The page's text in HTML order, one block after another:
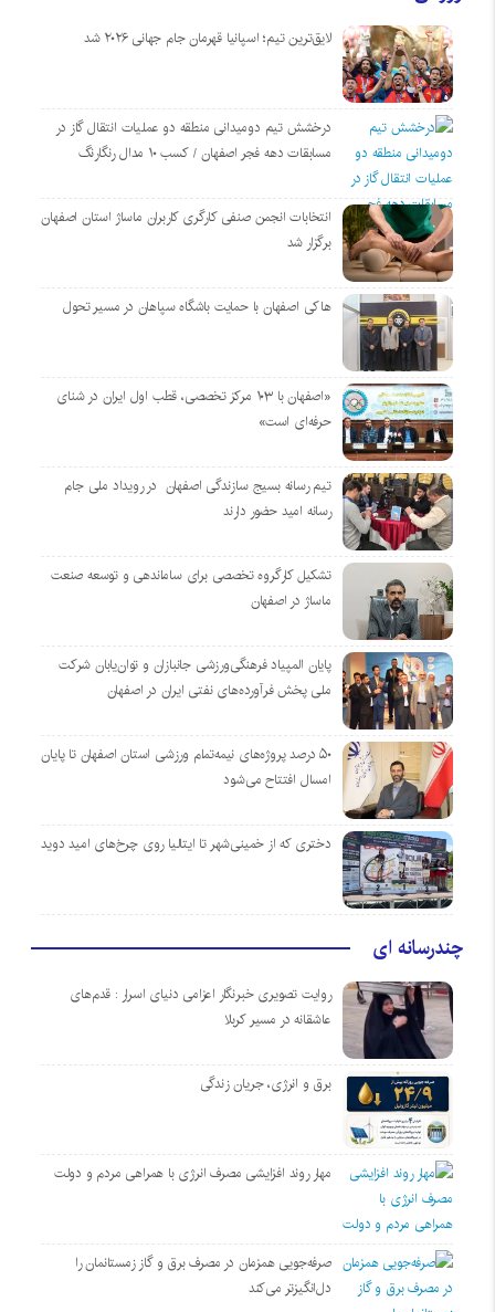
لایق‌ترین تیم؛ اسپانیا قهرمان جام جهانی ۲۰۲۶ شد
درخشش تیم دومیدانی منطقه دو عملیات انتقال گاز در
مسابقات دهه فجر اصفهان / کسب ۱۰ مدال رنگارنگ
انتخابات انجمن صنفی کارگری کاربران ماساژ استان اصفهان
برگزار شد
هاکی اصفهان با حمایت باشگاه سپاهان در مسیر تحول
«اصفهان با ۱۰۳ مرکز تخصصی، قطب اول ایران در شنای
حرفه‌ای است»
تیم رسانه بسیج سازندگی اصفهان در رویداد ملی جام
رسانه امید حضور دارند
تشکیل کارگروه تخصصی برای ساماندهی و توسعه صنعت
ماساژ در اصفهان
پایان المپیاد فرهنگی‌ورزشی جانبازان و توان‌یابان شرکت
ملی پخش فرآورده‌های نفتی ایران در اصفهان
۵۰ درصد پروژه‌های نیمه‌تمام ورزشی استان اصفهان تا پایان
امسال افتتاح می‌شود
دختری که از خمینی‌شهر تا ایتالیا روی چرخ‌های امید دوید
چندرسانه ای
روایت تصویری خبرنگار اعزامی دنیای اسرار : قدم‌های
عاشقانه در مسیر کربلا
برق و انرژی، جریان زندگی
مهار روند افزایشی مصرف انرژی با همراهی مردم و دولت
صرفه‌جویی همزمان در مصرف برق و گاز زمستانمان را
دل‌انگیزتر می‌کند